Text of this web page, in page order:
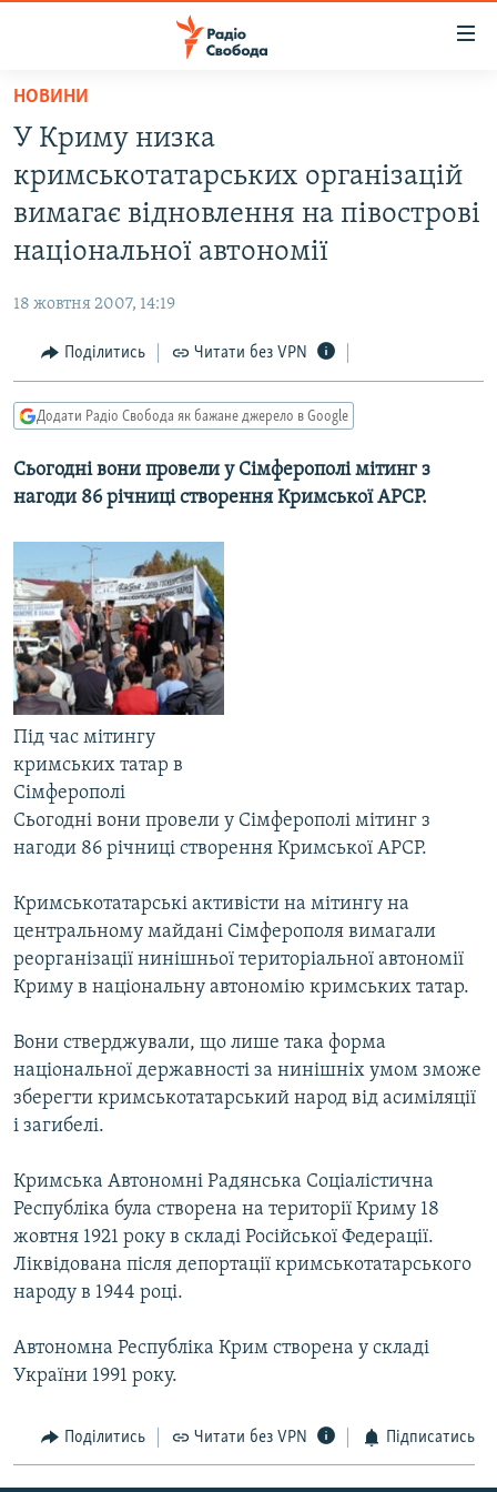
Перейти
основного
матеріалу
Перейти
до
основної
Перейти
пошуку
ВСЕ ЗА ДОБУ
СТАТТІ
ПОЛІТИКА
КУЛЬТУРА
СПОРТ
СВІТ
ВІЙНА
ДОНБАС.РЕАЛІЇ
КРИМ.РЕАЛІЇ
ТИ ЯК?
КИТАЙ.ВИКЛИКИ
СПЕЦПРОЄКТИ
ПОДКАСТИ
КРИМ РЕАЛІЇ
РУС
УКР
КТАТ
НОВИНИ
У Криму низка
кримськотатарських організацій
вимагає відновлення на півострові
національної автономії
18 жовтня 2007, 14:19
Поділитись Читати без VPN
Додати Радіо Свобода як бажане джерело в Google
Сьогодні вони провели у Сімферополі мітинг з
нагоди 86 річниці створення Кримської АРСР.
Під час мітингу
кримських татар в
Сімферополі
Сьогодні вони провели у Сімферополі мітинг з
нагоди 86 річниці створення Кримської АРСР.
Кримськотатарські активісти на мітингу на
центральному майдані Сімферополя вимагали
реорганізації нинішньої територіальної автономії
Криму в національну автономію кримських татар.
Вони стверджували, що лише така форма
національної державності за нинішніх умом зможе
зберегти кримськотатарський народ від асиміляції
і загибелі.
Кримська Автономні Радянська Соціалістична
Республіка була створена на території Криму 18
жовтня 1921 року в складі Російської Федерації.
Ліквідована після депортації кримськотатарського
народу в 1944 році.
Автономна Республіка Крим створена у складі
України 1991 року.
Поділитись Читати без VPN Підписатись